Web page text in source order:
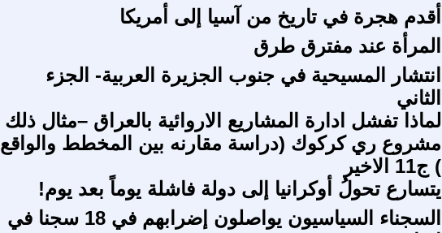
أقدم هجرة في تاريخ من آسيا إلى أمريكا
المرأة عند مفترق طرق
انتشار المسيحية في جنوب الجزيرة العربية- الجزء
الثاني
لماذا تفشل ادارة المشاريع الاروائية بالعراق –مثال ذلك
مشروع ري كركوك (دراسة مقارنه بين المخطط والواقع
) ج11 الاخير
يتسارع تحولُ أوكرانيا إلى دولة فاشلة يوماً بعد يوم!
السجناء السياسيون يواصلون إضرابهم في 18 سجنا في